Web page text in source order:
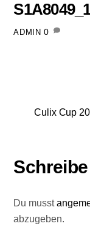
ADMIN 0
Culix Cup
Du musst
abzugeben.